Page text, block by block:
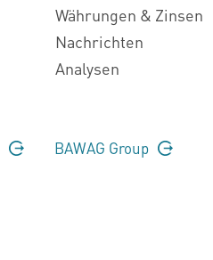
Währungen & Zinsen
Nachrichten
Analysen
BAWAG Group